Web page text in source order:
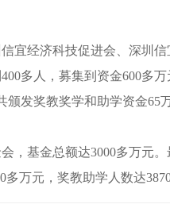
经济科技促进会、深圳信
多人，募集到资金600多
发奖教奖学和助学资金65万
基金总额达3000多万元。
万元，奖教助学人数达